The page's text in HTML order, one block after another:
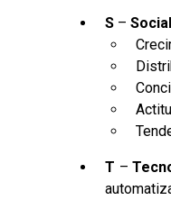
S –
T –